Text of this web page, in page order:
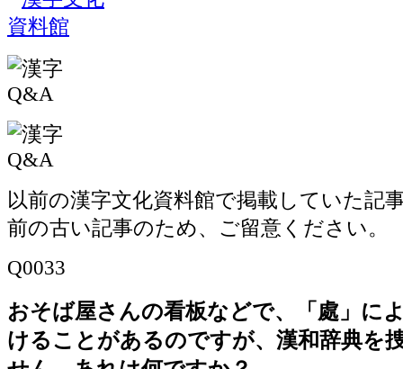
以前の漢字文化資料館で掲載していた記
前の古い記事のため、ご留意ください。
Q0033
おそば屋さんの看板などで、「處」に
けることがあるのですが、漢和辞典を